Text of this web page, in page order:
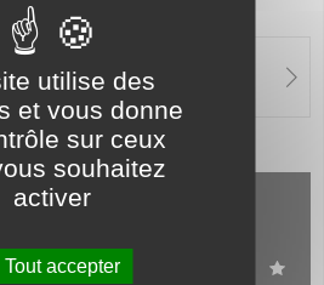
kilomètres de
à l'article
utilise des
et vous donne
sur ceux
souhaitez
activer
Tout accepter